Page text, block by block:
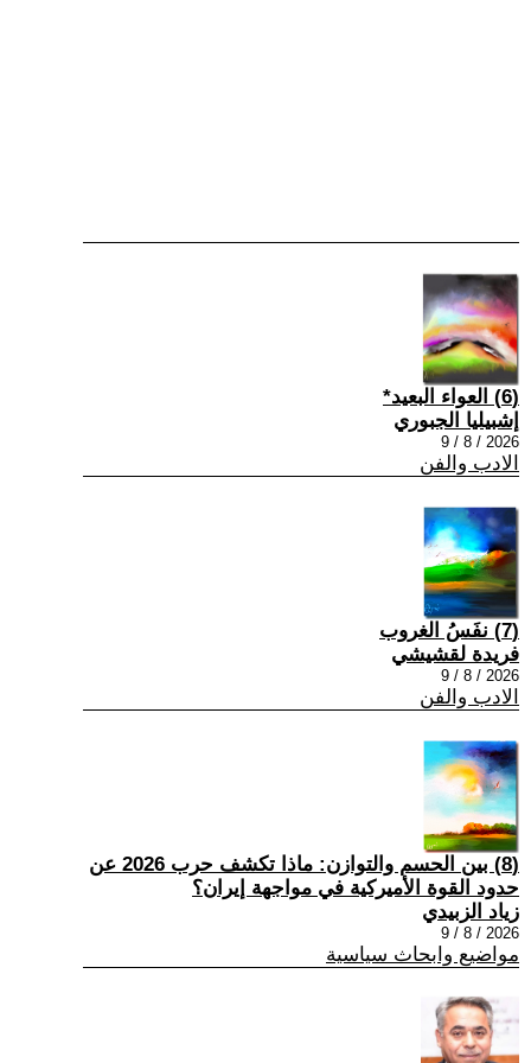
(6) العواء البعيد*
إشبيليا الجبوري
2026 / 8 / 9
الادب والفن
(7) نفَسُ الغروب
فريدة لقشيشي
2026 / 8 / 9
الادب والفن
(8) بين الحسم والتوازن: ماذا تكشف حرب 2026 عن
حدود القوة الأميركية في مواجهة إيران؟
زياد الزبيدي
2026 / 8 / 9
مواضيع وابحاث سياسية